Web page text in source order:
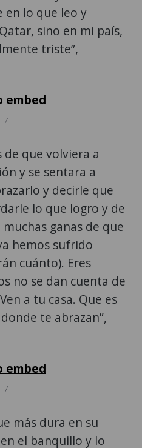
lo que leo y
sino en mi país,
triste”,
/
de que volviera a
y se sentara a
y decirle que
lo que logro y de
ganas de que
hemos sufrido
cuánto). Eres
no se dan cuenta de
a tu casa. Que es
te abrazan”,
/
más dura en su
el banquillo y lo